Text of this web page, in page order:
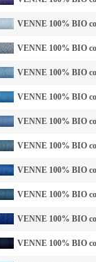
VENNE 100% BIO
VENNE 100% BIO
VENNE 100% BIO
VENNE 100% BIO
VENNE 100% BIO
VENNE 100% BIO
VENNE 100% BIO
VENNE 100% BIO
VENNE 100% BIO
VENNE 100% BIO